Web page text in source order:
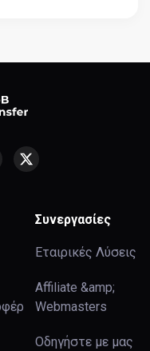
Συνεργασίες
Εταιρικές Λύσεις
Affiliate &amp;
Webmasters
Οδηγήστε με μας